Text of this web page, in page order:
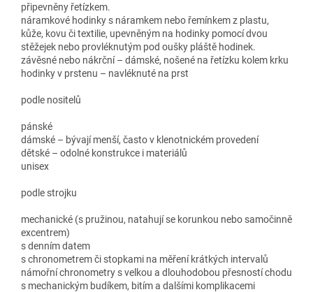
připevněny řetízkem.
náramkové hodinky s náramkem nebo řemínkem z plastu,
kůže, kovu či textilie, upevněným na hodinky pomocí dvou
stěžejek nebo provléknutým pod oušky pláště hodinek.
závěsné nebo nákrční – dámské, nošené na řetízku kolem krku
hodinky v prstenu – navléknuté na prst
podle nositelů
pánské
dámské – bývají menší, často v klenotnickém provedení
dětské – odolné konstrukce i materiálů
unisex
podle strojku
mechanické (s pružinou, natahují se korunkou nebo samočinně
excentrem)
s denním datem
s chronometrem či stopkami na měření krátkých intervalů
námořní chronometry s velkou a dlouhodobou přesností chodu
s mechanickým budíkem, bitím a dalšími komplikacemi